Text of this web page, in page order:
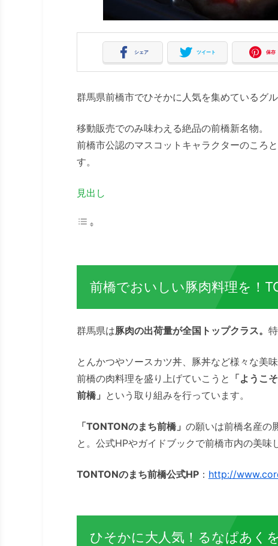
シェア ツイート 保存
群馬県前橋市でひそかに人気を集めているグ
移動販売でのみ味わえる絶品の前橋新名物。
前橋市公認のマスコットキャラクターのころ
す。
見出し
前橋でおいしい豚肉料理を！
群馬県は豚肉の出荷量が全国トップクラス。
とんかつやソースカツ丼、豚丼など様々な美
前橋の肉料理を盛り上げていこうと 「ようこ
前橋」 という取り組みを行っています。
「TONTONのまち前橋」 の願いは前橋名産の
と。公式HPやガイドブックで前橋市内の美味
TONTONのまち前橋公式HP： http://
ひそかに大人気！るなぱあく